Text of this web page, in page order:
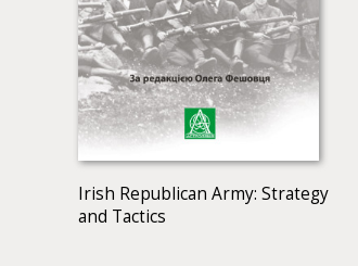
Irish Republican Army: Strategy
and Tactics